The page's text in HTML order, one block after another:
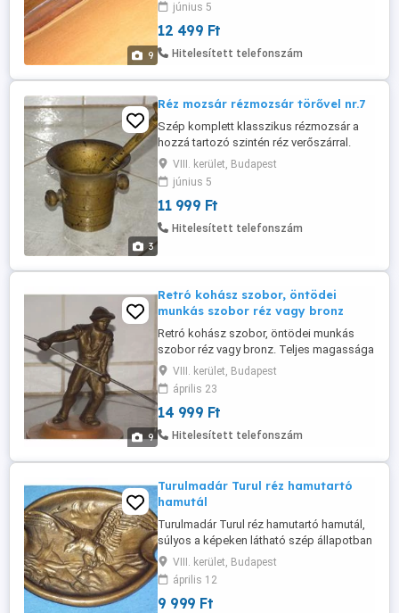
9
személyes átvétel kizárólag a Blahán!!!
SMS-re Nem Válaszolok !!! Garancia és
Visszavásárlás Nincs!!! Kényszeres
...
június 5
12 499 Ft
Hitelesített telefonszám
3
Réz mozsár rézmozsár törővel nr.7
Szép komplett klasszikus rézmozsár a
hozzá tartozó szintén réz verőszárral.
Több mozsarat is találsz a hirdetéseim
között. Mérete: magassága 11, 5 cm.,
szája átmérője 12 cm., alja átmérője 7, 5
cm., törő magassága 22, 5 cm., közel 2
kg. Akinek nem inge, ne vegye magára de
VIII. kerület, Budapest
június 5
11 999 Ft
Hitelesített telefonszám
9
Retró kohász szobor, öntödei
munkás szobor réz vagy bronz
Retró kohász szobor, öntödei munkás
szobor réz vagy bronz. Teljes magassága
18 cm, talp nélküli magassága 15,5 cm,
talp átmérője 13 cm. Csak személyes
átvétel kizárólag a Blahán!!! SMS-re Nem
Válaszolok !!! Garancia és Visszavásárlás
Nincs!!! Kényszeres alkudozók, ráérő
VIII. kerület, Budapest
április 23
14 999 Ft
Hitelesített telefonszám
Turulmadár Turul réz hamutartó
hamutál
Turulmadár Turul réz hamutartó hamutál,
súlyos a képeken látható szép állapotban
14 x 11 cm. Csak személyes átvétel
kizárólag a Blahán!!! SMS-re Nem
Válaszolok !!! Garancia és Visszavásárlás
Nincs!!! Kényszeres alkudozók, ráérő
VIII. kerület, Budapest
április 12
9 999 Ft